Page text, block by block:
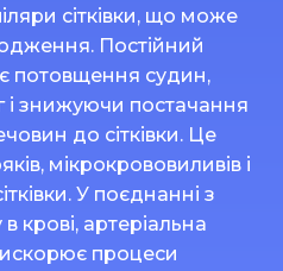
сітківки, що може
Постійний
потовщення судин,
і знижуючи постачання
до сітківки. Це
мікрокрововиливів і
У поєднанні з
крові, артеріальна
процеси